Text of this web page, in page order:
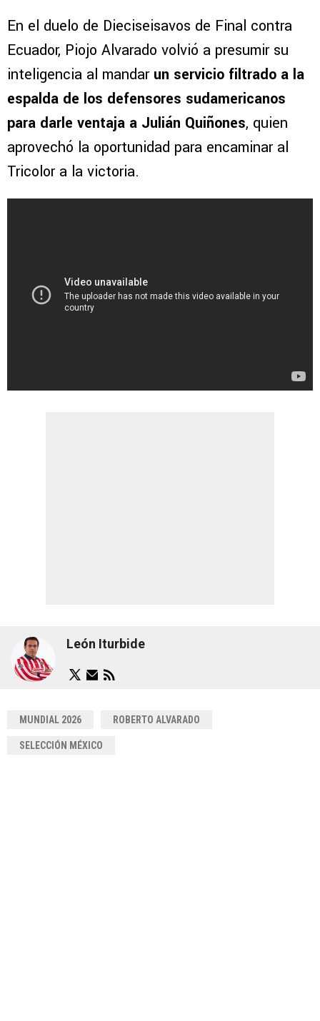
En el duelo de Dieciseisavos de Final contra
Ecuador, Piojo Alvarado volvió a presumir su
inteligencia al mandar un servicio filtrado a la
espalda de los defensores sudamericanos
para darle ventaja a Julián Quiñones, quien
aprovechó la oportunidad para encaminar al
Tricolor a la victoria.
León Iturbide
MUNDIAL 2026 ROBERTO ALVARADO
SELECCIÓN MÉXICO